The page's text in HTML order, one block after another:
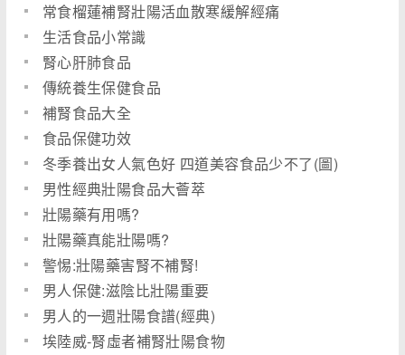
常食榴蓮補腎壯陽活血散寒緩解經痛
生活食品小常識
腎心肝肺食品
傳統養生保健食品
補腎食品大全
食品保健功效
冬季養出女人氣色好 四道美容食品少不了(圖)
男性經典壯陽食品大薈萃
壯陽藥有用嗎?
壯陽藥真能壯陽嗎?
警惕:壯陽藥害腎不補腎!
男人保健:滋陰比壯陽重要
男人的一週壯陽食譜(經典)
埃陸威-腎虛者補腎壯陽食物